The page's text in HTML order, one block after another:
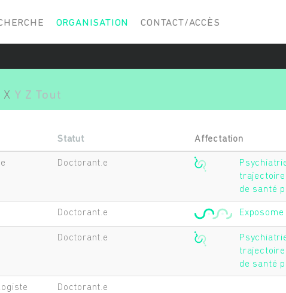
ORGANISATION CONTACT/ACCÈS
X Y Z Tout
Statut Affectation
Doctorant.e
de santé
Doctorant.e
Doctorant.e
de santé
Doctorant.e